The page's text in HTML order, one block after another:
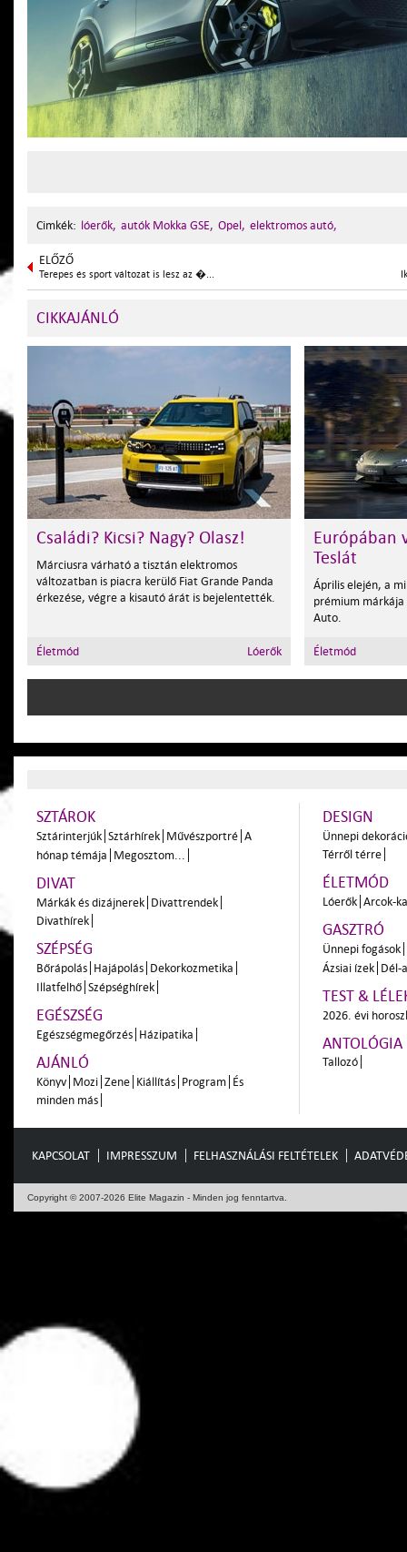
Cimkék: lóerők, autók Mokka GSE, Opel, elektromos autó,
ELŐZŐ
Terepes és sport változat is lesz az �...
CIKKAJÁNLÓ
Családi? Kicsi? Nagy? Olasz!
Márciusra várható a tisztán elektromos
változatban is piacra kerülő Fiat Grande Panda
érkezése, végre a kisautó árát is bejelentették.
Életmód Lóerők
Európában
Teslát
Április elején, a
prémium
Auto.
Életmód
SZTÁROK
Sztárinterjúk Sztárhírek Művészportré A
hónap témája Megosztom...
DIVAT
Márkák és dizájnerek Divattrendek
Divathírek
SZÉPSÉG
Bőrápolás Hajápolás Dekorkozmetika
Illatfelhő Szépséghírek
EGÉSZSÉG
Egészségmegőrzés Házipatika
AJÁNLÓ
Könyv Mozi Zene Kiállítás Program És
minden más
DESIGN
Ünnepi
Térről térre
ÉLETMÓD
Lóerők Arcok-
GASZTRÓ
Ünnepi fogások
Ázsiai ízek Dél-
TEST &
2026. évi
ANTOLÓGIA
Tallozó
KAPCSOLAT IMPRESSZUM FELHASZNÁLÁSI FELTÉTELEK
Copyright © 2007-2026 Elite Magazin - Minden jog fenntartva.